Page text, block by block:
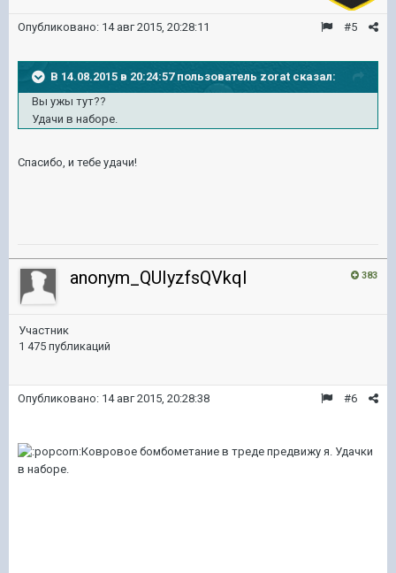
#5
Опубликовано: 14 авг 2015, 20:28:11
В 14.08.2015 в 20:24:57 пользователь zorat сказал:
Вы ужы тут??
Удачи в наборе.
Спасибо, и тебе удачи!
383
anonym_QUIyzfsQVkqI
Участник
1 475 публикаций
#6
Опубликовано: 14 авг 2015, 20:28:38
Ковровое бомбометание в треде предвижу я. Удачки
в наборе.